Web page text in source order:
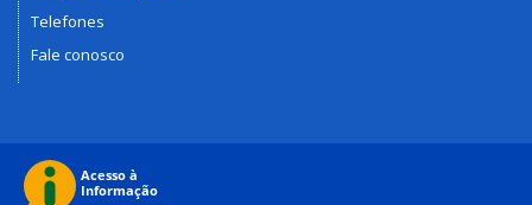
Telefones
Fale conosco